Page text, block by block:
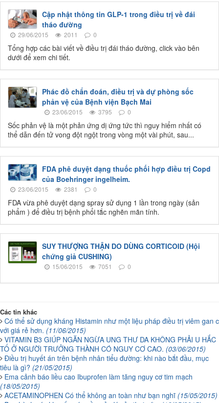
Cập nhật thông tin GLP-1 trong điều trị về đái
tháo đường
29/06/2015 2011 0
Tổng hợp các bài viết về điều trị đái tháo đường, click vào bên
dưới để xem chi tiết.
Phác đồ chẩn đoán, điều trị và dự phòng sốc
phản vệ của Bệnh viện Bạch Mai
23/06/2015 3795 0
Sốc phản vệ là một phản ứng dị ứng tức thì nguy hiểm nhất có
thể dẫn đến tử vong đột ngột trong vòng một vài phút, sau...
FDA phê duyệt dạng thuốc phối hợp điều trị Copd
của Boehringer ingelheim.
23/06/2015 2381 0
FDA vừa phê duyệt dạng spray sử dụng 1 lần trong ngày (sản
phẩm ) để điều trị bệnh phổi tắc nghẽn mãn tính.
SUY THƯỢNG THẬN DO DÙNG CORTICOID (Hội
chứng giả CUSHING)
15/06/2015 7051 0
Các tin khác
Có thể sử dụng kháng Histamin như một liệu pháp điều trị viêm gan c
với giá rẻ hơn. (11/06/2015)
VITAMIN B3 GIÚP NGĂN NGỪA UNG THƯ DA KHÔNG PHẢI U HẮC
TỐ Ở NGƯỜI TRƯỞNG THÀNH CÓ NGUY CƠ CAO. (03/06/2015)
Điều trị huyết án trên bệnh nhân tiểu đường: khi nào bắt đầu, mục
tiêu là gì? (21/05/2015)
Ema cảnh báo liều cao Ibuprofen làm tăng nguy cơ tim mạch
(18/05/2015)
ACETAMINOPHEN Có thể không an toàn như bạn nghĩ (15/05/2015)